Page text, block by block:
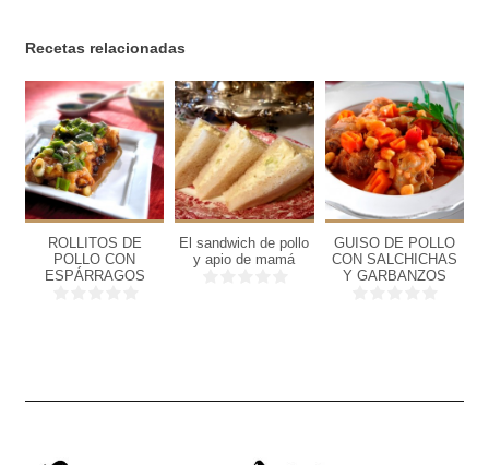
Recetas relacionadas
4
personas
15
Min
ROLLITOS DE
POLLO CON
ESPÁRRAGOS
6
personas
15
Min
El sandwich de pollo
y apio de mamá
6
personas
40
Min
GUISO DE POLLO
CON SALCHICHAS
Y GARBANZOS